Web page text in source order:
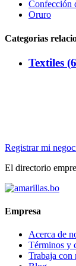
Confección
Oruro
Categorias
Textiles
Registrar mi
El directorio
Empresa
Acerca de
Términos y
Trabaja con